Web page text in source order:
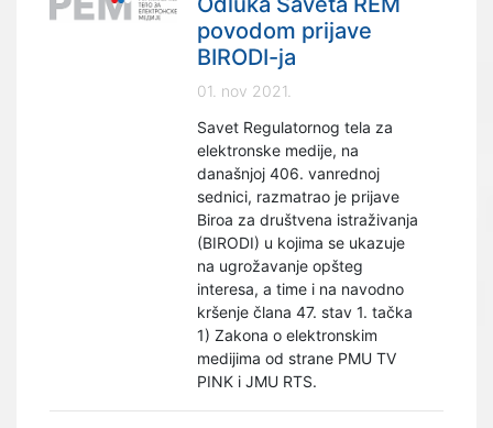
povodom prijave
BIRODI-ja
01. nov 2021.
Savet Regulatornog tela za
elektronske medije, na
današnjoj 406. vanrednoj
sednici, razmatrao je prijave
Biroa za društvena istraživanja
(BIRODI) u kojima se ukazuje
na ugrožavanje opšteg
interesa, a time i na navodno
kršenje člana 47. stav 1. tačka
1) Zakona o elektronskim
medijima od strane PMU TV
PINK i JMU RTS.